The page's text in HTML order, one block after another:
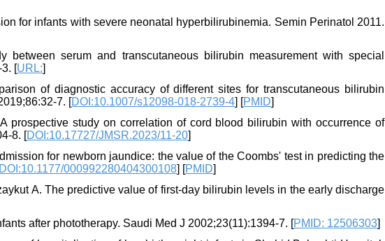
for infants with severe neonatal hyperbilirubinemia. Semin Perinatol 2011.
serum and transcutaneous bilirubin measurement with special
[URL:]
of diagnostic accuracy of different sites for transcutaneous bilirubin
7. [DOI:10.1007/s12098-018-2739-4] [PMID]
prospective study on correlation of cord blood bilirubin with occurrence of
8. [DOI:10.17727/JMSR.2023/11-20]
for newborn jaundice: the value of the Coombs' test in predicting the
000992280404300108] [PMID]
A. The predictive value of first-day bilirubin levels in the early discharge
after phototherapy. Saudi Med J 2002;23(11):1394-7. [PMID: 12506303]